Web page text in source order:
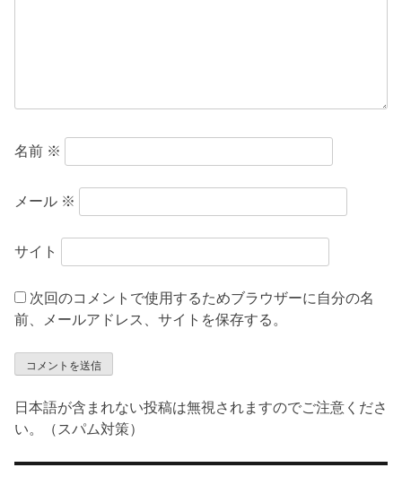
名前 ※
メール ※
サイト
次回のコメントで使用するためブラウザーに自分の名
前、メールアドレス、サイトを保存する。
日本語が含まれない投稿は無視されますのでご注意くださ
い。（スパム対策）